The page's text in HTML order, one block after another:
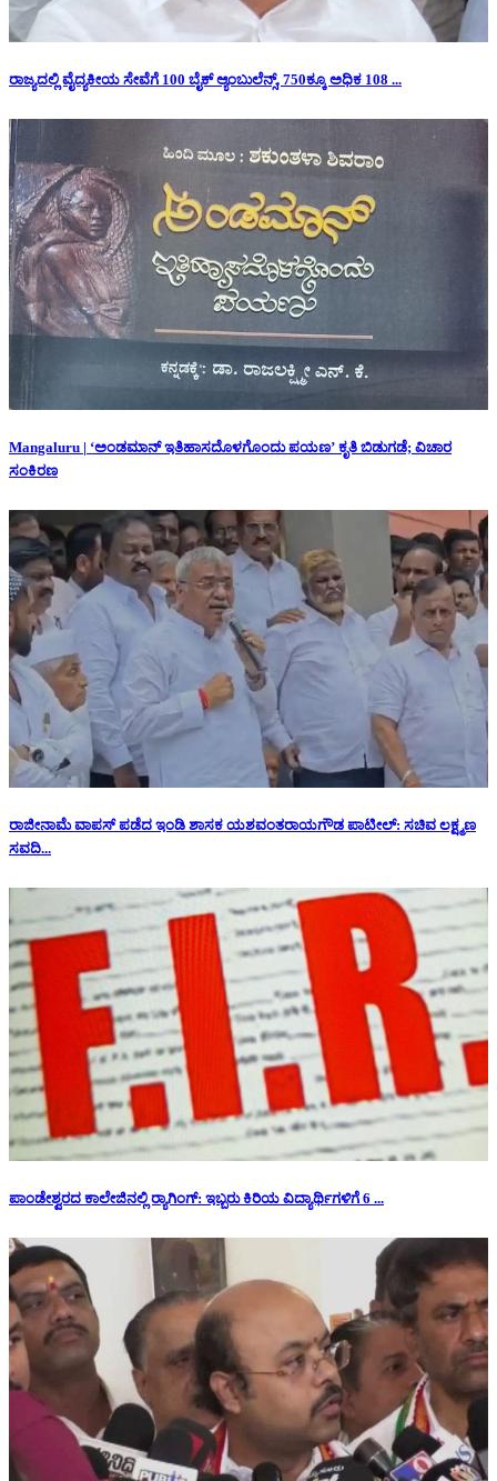
ರಾಜ್ಯದಲ್ಲಿ ವೈದ್ಯಕೀಯ ಸೇವೆಗೆ 100 ಬೈಕ್ ಆ್ಯಂಬುಲೆನ್ಸ್, 750ಕ್ಕೂ ಅಧಿಕ 108 ...
Mangaluru | ‘ಅಂಡಮಾನ್ ಇತಿಹಾಸದೊಳಗೊಂದು ಪಯಣ’ ಕೃತಿ ಬಿಡುಗಡೆ; ವಿಚಾರ
ಸಂಕಿರಣ
ರಾಜೀನಾಮೆ ವಾಪಸ್ ಪಡೆದ ಇಂಡಿ ಶಾಸಕ ಯಶವಂತರಾಯಗೌಡ ಪಾಟೀಲ್: ಸಚಿವ ಲಕ್ಷ್ಮಣ
ಸವದಿ...
ಪಾಂಡೇಶ್ವರದ ಕಾಲೇಜಿನಲ್ಲಿ ರ‍್ಯಾಗಿಂಗ್: ಇಬ್ಬರು ಕಿರಿಯ ವಿದ್ಯಾರ್ಥಿಗಳಿಗೆ 6 ...